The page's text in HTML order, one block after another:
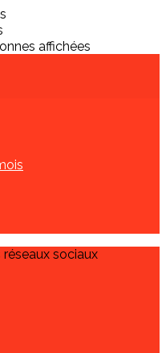
affichées
sociaux